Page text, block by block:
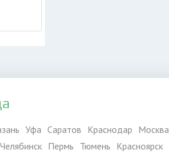
Уфа Саратов Краснодар Москва
Челябинск Пермь Тюмень Красноярск